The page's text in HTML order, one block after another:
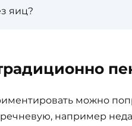
яиц?
можно
например